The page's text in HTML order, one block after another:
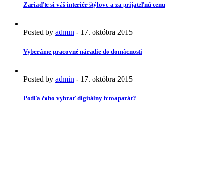
Zariaďte si váš interiér štýlovo a za prijateľnú cenu
Posted by admin - 17. októbra 2015
Vyberáme pracovné náradie do domácnosti
Posted by admin - 17. októbra 2015
Podľa čoho vybrať digitálny fotoaparát?